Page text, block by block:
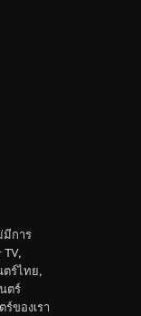
มีการ
ตร์ไทย,
ตร์
ของเรา